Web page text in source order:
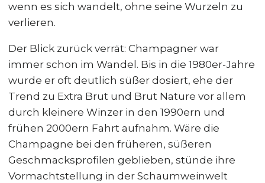
wenn es sich wandelt, ohne seine Wurzeln zu
verlieren.
Der Blick zurück verrät: Champagner war
immer schon im Wandel. Bis in die 1980er-Jahre
wurde er oft deutlich süßer dosiert, ehe der
Trend zu Extra Brut und Brut Nature vor allem
durch kleinere Winzer in den 1990ern und
frühen 2000ern Fahrt aufnahm. Wäre die
Champagne bei den früheren, süßeren
Geschmacksprofilen geblieben, stünde ihre
Vormachtstellung in der Schaumweinwelt